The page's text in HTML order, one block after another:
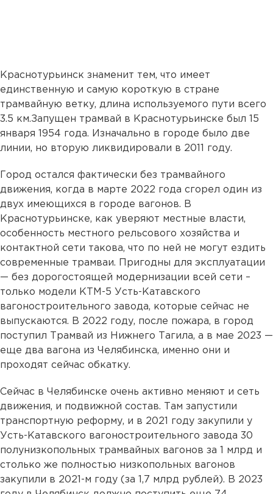
Краснотурьинск знаменит тем, что имеет
единственную и самую короткую в стране
трамвайную ветку, длина используемого пути всего
3.5 км.Запущен трамвай в Краснотурьинске был 15
января 1954 года. Изначально в городе было две
линии, но вторую ликвидировали в 2011 году.
Город остался фактически без трамвайного
движения, когда в марте 2022 года сгорел один из
двух имеющихся в городе вагонов. В
Краснотурьинске, как уверяют местные власти,
особенность местного рельсового хозяйства и
контактной сети такова, что по ней не могут ездить
современные трамваи. Пригодны для эксплуатации
— без дорогостоящей модернизации всей сети –
только модели КТМ-5 Усть-Катавского
вагоностроительного завода, которые сейчас не
выпускаются. В 2022 году, после пожара, в город
поступил Трамвай из Нижнего Тагила, а в мае 2023 —
еще два вагона из Челябинска, именно они и
проходят сейчас обкатку.
Сейчас в Челябинске очень активно меняют и сеть
движения, и подвижной состав. Там запустили
транспортную реформу, и в 2021 году закупили у
Усть-Катавского вагоностроительного завода 30
полунизкопольных трамвайных вагонов за 1 млрд и
столько же полностью низкопольных вагонов
закупили в 2021-м году (за 1,7 млрд рублей). В 2023